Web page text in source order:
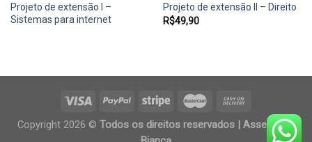
Projeto de extensão I –
Sistemas para internet
Projeto de extensão II – Direito
R$49,90
Copyright 2026 © Todos os direitos reservados | Assessoria